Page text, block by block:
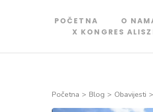
POČETNA O
X KONGRES
Početna > Blog > Obavijesti >